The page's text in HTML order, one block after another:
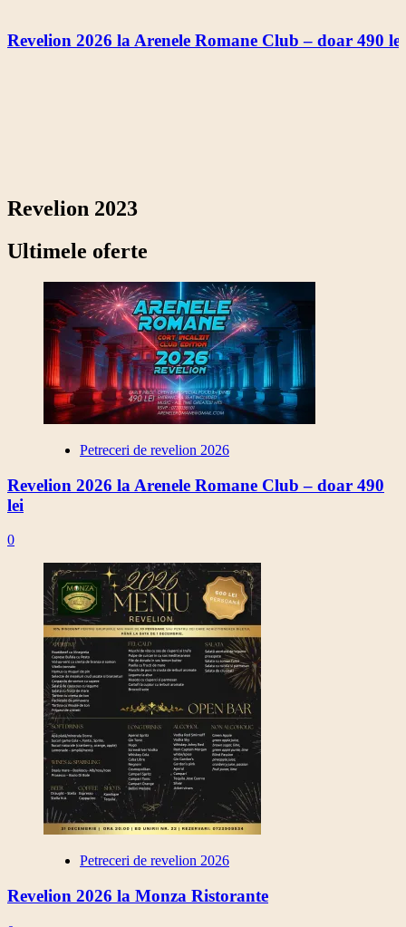
Revelion 2026 la Arenele Romane Club – doar 490 lei
Revelion 2023
Ultimele oferte
Petreceri de revelion 2026
Revelion 2026 la Arenele Romane Club – doar 490
lei
0
Petreceri de revelion 2026
Revelion 2026 la Monza Ristorante